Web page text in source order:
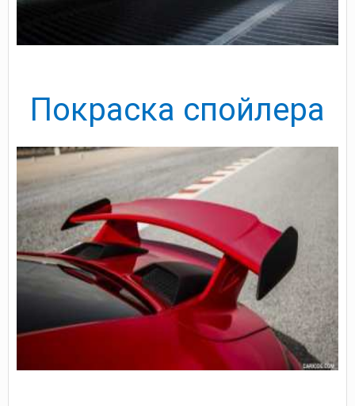
Покраска спойлера